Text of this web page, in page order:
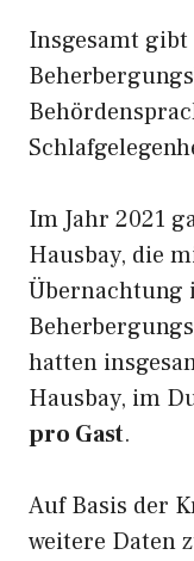
Insgesamt gibt
Im Jahr 2021
Hausbay, die
Übernachtung
hatten
Hausbay, im
pro Gast.
Auf Basis der
weitere Daten